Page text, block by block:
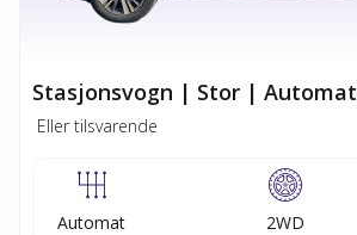
Stasjonsvogn | Stor | Automat
Eller tilsvarende
Automat 2WD